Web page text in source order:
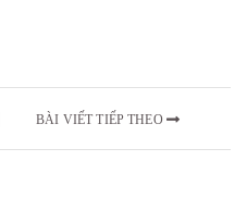
BÀI VIẾT TIẾP THEO